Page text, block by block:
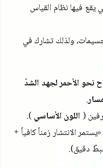
يقع فيها نظام القياس
ولذلك تشارك في
نحو الأحمر لجهد الشدّ
.
( اللون الأساسي ).
الانتشار زمناً كافياً +
دقيق).